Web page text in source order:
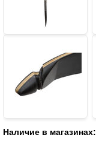
Наличие в магазинах: